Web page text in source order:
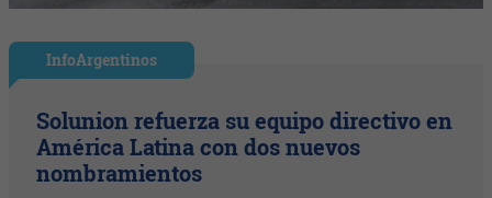
InfoArgentinos
Solunion refuerza su equipo directivo en
América Latina con dos nuevos
nombramientos